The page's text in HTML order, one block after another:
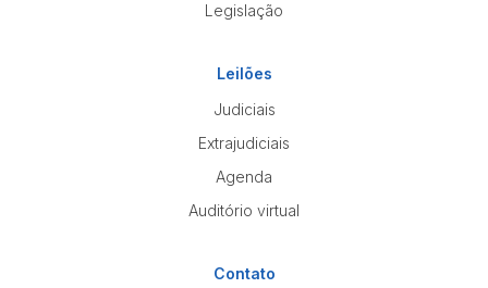
Legislação
Leilões
Judiciais
Extrajudiciais
Agenda
Auditório virtual
Contato